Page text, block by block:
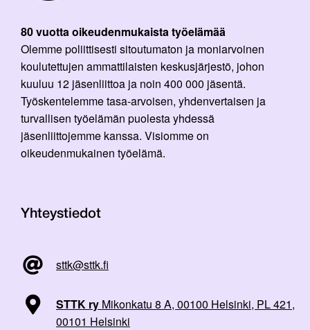
80 vuotta oikeudenmukaista työelämää
Olemme poliittisesti sitoutumaton ja moniarvoinen
koulutettujen ammattilaisten keskusjärjestö, johon
kuuluu 12 jäsenliittoa ja noin 400 000 jäsentä.
Työskentelemme tasa-arvoisen, yhdenvertaisen ja
turvallisen työelämän puolesta yhdessä
jäsenliittojemme kanssa. Visiomme on
oikeudenmukainen työelämä.
Yhteystiedot
sttk@sttk.fi
STTK ry Mikonkatu 8 A, 00100 Helsinki, PL 421,
00101 Helsinki